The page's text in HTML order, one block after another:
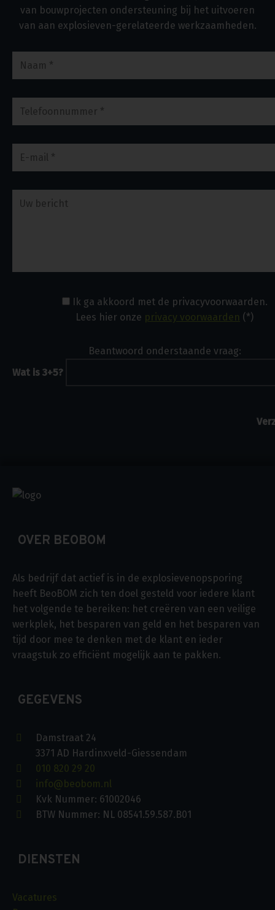
van bouwprojecten ondersteuning bij het uitvoeren
van aan explosieven-gerelateerde werkzaamheden.
Ik ga akkoord met de privacyvoorwaarden.
Lees hier onze privacy voorwaarden (*)
Beantwoord onderstaande vraag:
Wat is 3+5?
OVER BEOBOM
Als bedrijf dat actief is in de explosievenopsporing
heeft BeoBOM zich ten doel gesteld voor iedere klant
het volgende te bereiken: het creëren van een veilige
werkplek, het besparen van geld en het besparen van
tijd door mee te denken met de klant en ieder
vraagstuk zo efficiënt mogelijk aan te pakken.
GEGEVENS
Damstraat 24
3371 AD Hardinxveld-Giessendam
010 820 29 20
info@beobom.nl
Kvk Nummer: 61002046
BTW Nummer: NL 08541.59.587.B01
DIENSTEN
Vacatures